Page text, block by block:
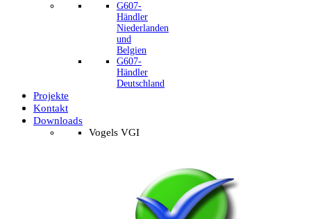
G607-
Händler
Niederlanden
und
Belgien
G607-
Händler
Deutschland
Projekte
Kontakt
Downloads
Vogels VGI